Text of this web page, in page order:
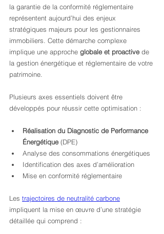
la garantie de la conformité réglementaire
représentent aujourd’hui des enjeux
stratégiques majeurs pour les gestionnaires
immobiliers. Cette démarche complexe
implique une approche globale et proactive de
la gestion énergétique et réglementaire de votre
patrimoine.
Plusieurs axes essentiels doivent être
développés pour réussir cette optimisation :
Réalisation du Diagnostic de Performance
Énergétique (DPE)
Analyse des consommations énergétiques
Identification des axes d’amélioration
Mise en conformité réglementaire
Les trajectoires de neutralité carbone
impliquent la mise en œuvre d’une stratégie
détaillée qui comprend :